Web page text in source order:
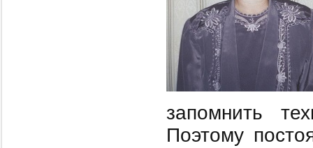
запомнить
Поэтому